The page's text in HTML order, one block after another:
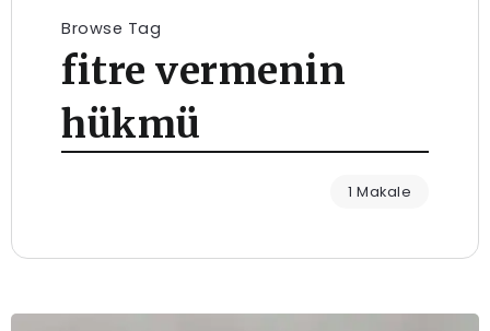
Browse Tag
fitre vermenin
hükmü
1 Makale